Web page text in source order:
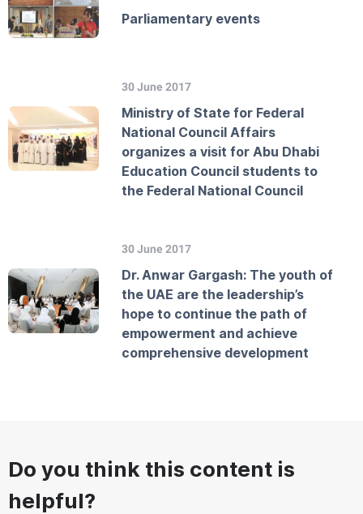
Parliamentary events
30 June 2017
Ministry of State for Federal
National Council Affairs
organizes a visit for Abu Dhabi
Education Council students to
the Federal National Council
30 June 2017
Dr. Anwar Gargash: The youth of
the UAE are the leadership’s
hope to continue the path of
empowerment and achieve
comprehensive development
Do you think this content is
helpful?